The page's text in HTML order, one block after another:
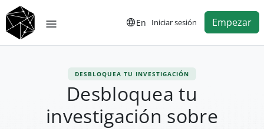
En Iniciar sesión Empezar
DESBLOQUEA TU INVESTIGACIÓN
Desbloquea tu
investigación sobre